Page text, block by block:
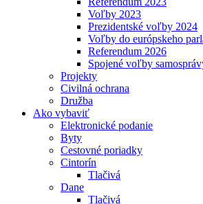
Voľby 2023
Prezidentské voľby 2024
Voľby do európskeho
Referendum 2026
Spojené voľby
Projekty
Civilná ochrana
Družba
Ako vybaviť
Elektronické podanie
Byty
Cestovné poriadky
Cintorín
Tlačivá
Dane
Tlačivá